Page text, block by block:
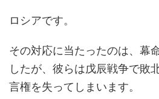
ロシアです。
その対応に当たったのは、幕
したが、彼らは戊辰戦争で敗
言権を失ってしまいます。